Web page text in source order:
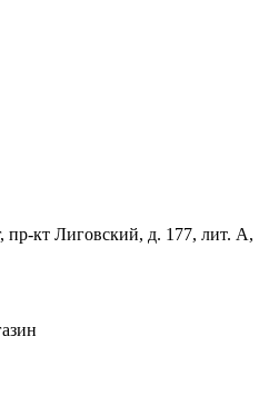
пр-кт Лиговский, д. 177, лит. А,